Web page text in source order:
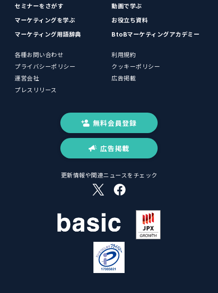
セミナーをさがす
動画で学ぶ
マーケティングを学ぶ
お役立ち資料
マーケティング用語辞典
BtoBマーケティングアカデミー
各種お問い合わせ
利用規約
プライバシーポリシー
クッキーポリシー
運営会社
広告掲載
プレスリリース
無料会員登録
広告掲載
更新情報や関連ニュースをチェック